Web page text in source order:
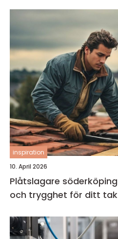
inspiration
10. April 2026
Plåtslagare söderköping kvalitet, hållbarhet
och trygghet för ditt tak